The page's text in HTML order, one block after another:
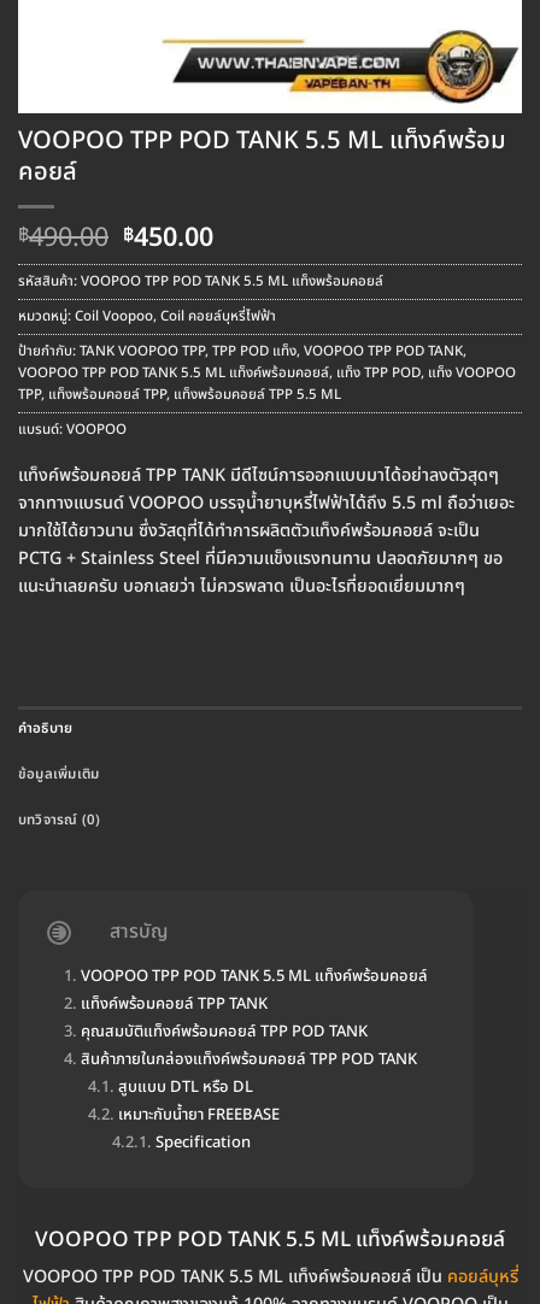
VOOPOO TPP POD TANK 5.5 ML แท็งค์พร้อม
คอยล์
฿490.00 Original
price
was:
฿490.00.
฿450.00Current
price
is:
฿450.00.
รหัสสินค้า:VOOPOO TPP POD TANK 5.5 ML แท็งพร้อมคอยล์
หมวดหมู่:Coil Voopoo, Coil คอยล์บุหรี่ไฟฟ้า
ป้ายกำกับ:TANK VOOPOO TPP, TPP POD แท็ง, VOOPOO TPP POD TANK,
VOOPOO TPP POD TANK 5.5 ML แท็งค์พร้อมคอยล์, แท็ง TPP POD, แท็ง VOOPOO
TPP, แท็งพร้อมคอยล์ TPP, แท็งพร้อมคอยล์ TPP 5.5 ML
แบรนด์:VOOPOO
แท็งค์พร้อมคอยล์ TPP TANK มีดีไซน์การออกแบบมาได้อย่าลงตัวสุดๆ
จากทางแบรนด์ VOOPOO บรรจุน้ำยาบุหรี่ไฟฟ้าได้ถึง 5.5 ml ถือว่าเยอะ
มากใช้ได้ยาวนาน ซึ่งวัสดุที่ได้ทำการผลิตตัวแท็งค์พร้อมคอยล์ จะเป็น
PCTG + Stainless Steel ที่มีความแข็งแรงทนทาน ปลอดภัยมากๆ ขอ
แนะนำเลยครับ บอกเลยว่า ไม่ควรพลาด เป็นอะไรที่ยอดเยี่ยมมากๆ
คำอธิบาย
ข้อมูลเพิ่มเติม
บทวิจารณ์ (0)
สารบัญ
VOOPOO TPP POD TANK 5.5 ML แท็งค์พร้อมคอยล์
แท็งค์พร้อมคอยล์ TPP TANK
คุณสมบัติแท็งค์พร้อมคอยล์ TPP POD TANK
สินค้าภายในกล่องแท็งค์พร้อมคอยล์ TPP POD TANK
สูบแบบ DTL หรือ DL
เหมาะกับน้ำยา FREEBASE
Specification
VOOPOO TPP POD TANK 5.5 ML แท็งค์พร้อมคอยล์
VOOPOO TPP POD TANK 5.5 ML แท็งค์พร้อมคอยล์ เป็น คอยล์บุหรี่